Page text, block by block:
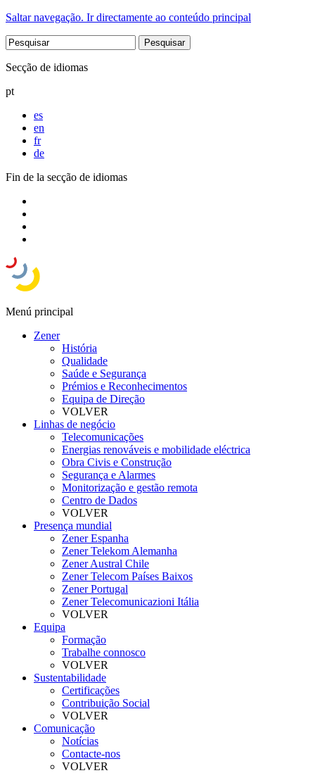
Saltar navegação. Ir directamente ao conteúdo principal
Secção de idiomas
pt
es
en
fr
de
Fin de la secção de idiomas
Menú principal
Zener
História
Qualidade
Saúde e Segurança
Prémios e Reconhecimentos
Equipa de Direção
VOLVER
Linhas de negócio
Telecomunicações
Energias renováveis e mobilidade eléctrica
Obra Civis e Construção
Segurança e Alarmes
Monitorização e gestão remota
Centro de Dados
VOLVER
Presença mundial
Zener Espanha
Zener Telekom Alemanha
Zener Austral Chile
Zener Telecom Países Baixos
Zener Portugal
Zener Telecomunicazioni Itália
VOLVER
Equipa
Formação
Trabalhe connosco
VOLVER
Sustentabilidade
Certificações
Contribuição Social
VOLVER
Comunicação
Notícias
Contacte-nos
VOLVER